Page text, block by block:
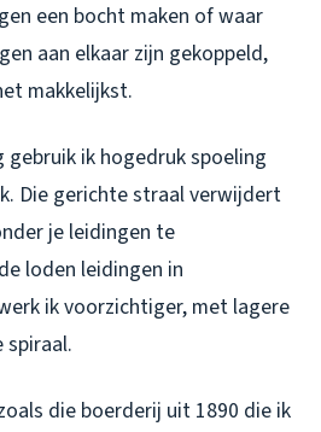
een bocht maken of waar
aan elkaar zijn gekoppeld,
makkelijkst.
ik hogedruk spoeling
Die gerichte straal verwijdert
je leidingen te
loden leidingen in
ik voorzichtiger, met lagere
spiraal.
die boerderij uit 1890 die ik